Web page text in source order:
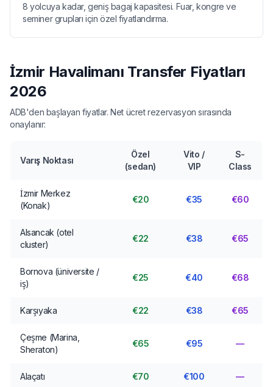
8 yolcuya kadar, geniş bagaj kapasitesi. Fuar, kongre ve
seminer grupları için özel fiyatlandırma.
İzmir Havalimanı Transfer Fiyatları
2026
ADB'den başlayan fiyatlar. Net ücret rezervasyon sırasında
onaylanır:
Varış Noktası
Özel
(sedan)
Vito /
VIP
S-
Class
İzmir Merkez
(Konak)
€20 €35 €60
Alsancak (otel
cluster)
€22 €38 €65
Bornova (üniversite /
iş)
€25 €40 €68
Karşıyaka €22 €38 €65
Çeşme (Marina,
Sheraton)
€65 €95 —
Alaçatı €70 €100 —